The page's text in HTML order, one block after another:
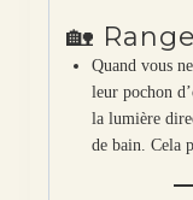
🏡
Quand vous
leur pochon
la lumière
de bain. Cela